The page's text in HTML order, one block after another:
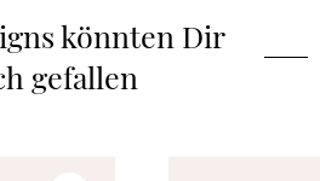
könnten Dir
gefallen